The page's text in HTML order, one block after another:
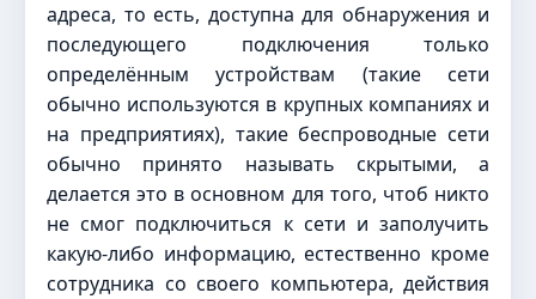
адреса, то есть, доступна для обнаружения и
последующего подключения только
определённым устройствам (такие сети
обычно используются в крупных компаниях и
на предприятиях), такие беспроводные сети
обычно принято называть скрытыми, а
делается это в основном для того, чтоб никто
не смог подключиться к сети и заполучить
какую-либо информацию, естественно кроме
сотрудника со своего компьютера, действия